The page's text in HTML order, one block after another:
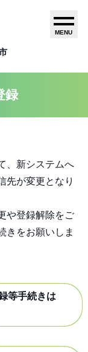
MENU
録
、新システムへ
先が変更となり
や登録解除をご
きをお願いしま
等手続きは